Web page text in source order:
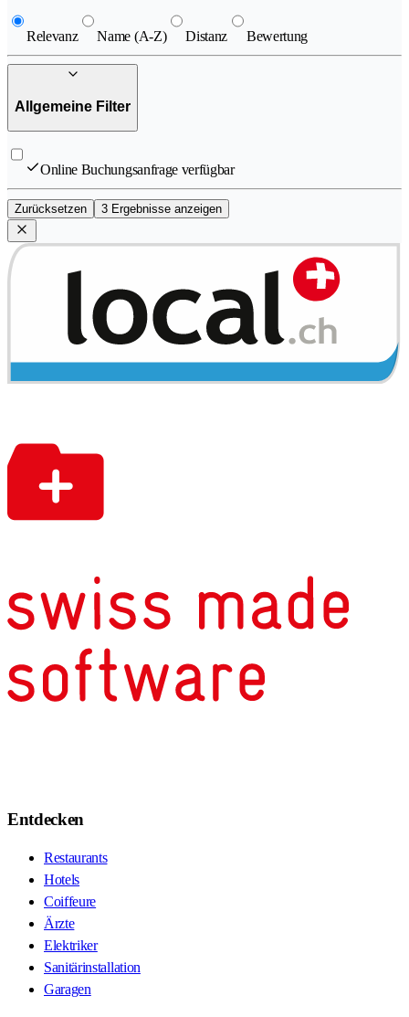
Relevanz Name (A-Z) Distanz Bewertung
Allgemeine Filter
Online Buchungsanfrage verfügbar
Zurücksetzen 3 Ergebnisse anzeigen
Entdecken
Restaurants
Hotels
Coiffeure
Ärzte
Elektriker
Sanitärinstallation
Garagen